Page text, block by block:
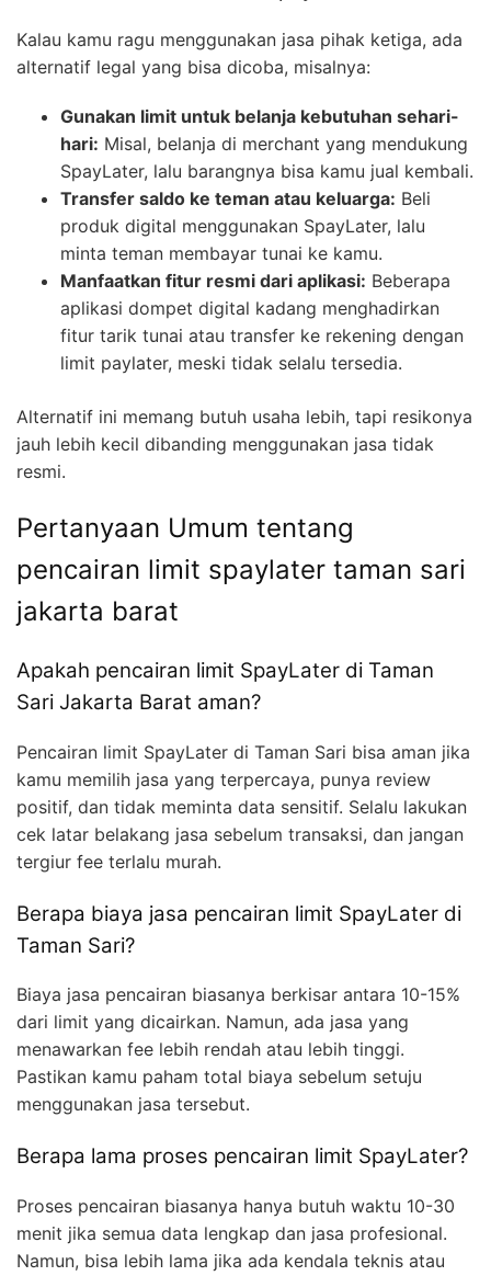
Kalau kamu ragu menggunakan jasa pihak ketiga, ada
alternatif legal yang bisa dicoba, misalnya:
Gunakan limit untuk belanja kebutuhan sehari-
hari: Misal, belanja di merchant yang mendukung
SpayLater, lalu barangnya bisa kamu jual kembali.
Transfer saldo ke teman atau keluarga: Beli
produk digital menggunakan SpayLater, lalu
minta teman membayar tunai ke kamu.
Manfaatkan fitur resmi dari aplikasi: Beberapa
aplikasi dompet digital kadang menghadirkan
fitur tarik tunai atau transfer ke rekening dengan
limit paylater, meski tidak selalu tersedia.
Alternatif ini memang butuh usaha lebih, tapi resikonya
jauh lebih kecil dibanding menggunakan jasa tidak
resmi.
Pertanyaan Umum tentang
pencairan limit spaylater taman sari
jakarta barat
Apakah pencairan limit SpayLater di Taman
Sari Jakarta Barat aman?
Pencairan limit SpayLater di Taman Sari bisa aman jika
kamu memilih jasa yang terpercaya, punya review
positif, dan tidak meminta data sensitif. Selalu lakukan
cek latar belakang jasa sebelum transaksi, dan jangan
tergiur fee terlalu murah.
Berapa biaya jasa pencairan limit SpayLater di
Taman Sari?
Biaya jasa pencairan biasanya berkisar antara 10-15%
dari limit yang dicairkan. Namun, ada jasa yang
menawarkan fee lebih rendah atau lebih tinggi.
Pastikan kamu paham total biaya sebelum setuju
menggunakan jasa tersebut.
Berapa lama proses pencairan limit SpayLater?
Proses pencairan biasanya hanya butuh waktu 10-30
menit jika semua data lengkap dan jasa profesional.
Namun, bisa lebih lama jika ada kendala teknis atau